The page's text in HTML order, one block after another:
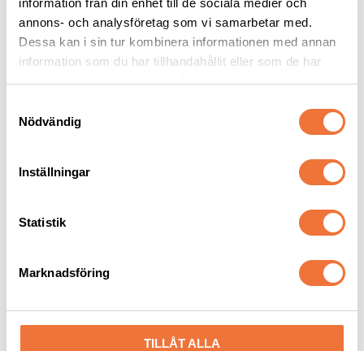
annons- och analysföretag som vi samarbetar med.
Dessa kan i sin tur kombinera informationen med annan
information som du har tillhandahållit eller som de har
samlat in när du har använt deras tjänster.
Nödvändig
Inställningar
Statistik
Marknadsföring
TILLÅT ALLA
Andra köpte även
med halsögla - taupe
99kr
specialschampo - 250
Minskar mängden allergen hos hundar, oparfymerat
299kr